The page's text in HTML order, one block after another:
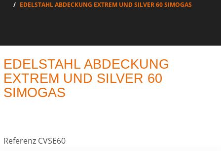
EDELSTAHL ABDECKUNG EXTREM UND SILVER 60 SIMOGAS
EDELSTAHL ABDECKUNG
EXTREM UND SILVER 60
SIMOGAS
Referenz CVSE60